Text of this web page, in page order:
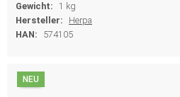
Gewicht: 1 kg
Hersteller:
Herpa
HAN:
574105
NEU